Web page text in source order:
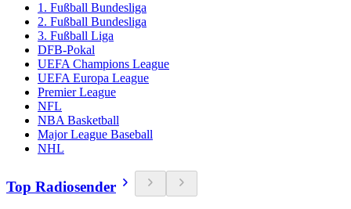
1. Fußball Bundesliga
2. Fußball Bundesliga
3. Fußball Liga
DFB-Pokal
UEFA Champions League
UEFA Europa League
Premier League
NFL
NBA Basketball
Major League Baseball
NHL
Top Radiosender